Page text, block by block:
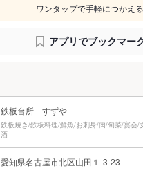
ワンタップで手軽につかえる
アプリでブックマー
鉄板台所 すずや
鉄板焼き/鉄板料理/鮮魚/お刺身/肉/旬菜/宴会
酒
愛知県名古屋市北区山田１-3-23